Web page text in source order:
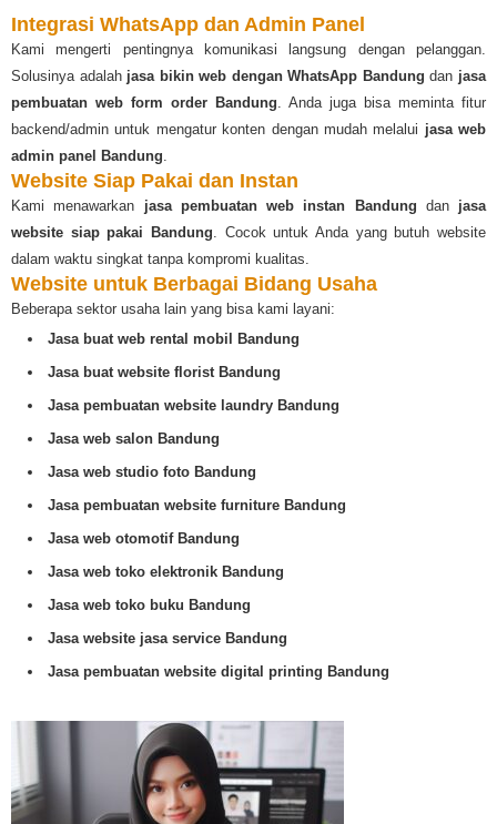
Integrasi WhatsApp dan Admin Panel
Kami mengerti pentingnya komunikasi langsung dengan pelanggan.
Solusinya adalah jasa bikin web dengan WhatsApp Bandung dan jasa
pembuatan web form order Bandung. Anda juga bisa meminta fitur
backend/admin untuk mengatur konten dengan mudah melalui jasa web
admin panel Bandung.
Website Siap Pakai dan Instan
Kami menawarkan jasa pembuatan web instan Bandung dan jasa
website siap pakai Bandung. Cocok untuk Anda yang butuh website
dalam waktu singkat tanpa kompromi kualitas.
Website untuk Berbagai Bidang Usaha
Beberapa sektor usaha lain yang bisa kami layani:
Jasa buat web rental mobil Bandung
Jasa buat website florist Bandung
Jasa pembuatan website laundry Bandung
Jasa web salon Bandung
Jasa web studio foto Bandung
Jasa pembuatan website furniture Bandung
Jasa web otomotif Bandung
Jasa web toko elektronik Bandung
Jasa web toko buku Bandung
Jasa website jasa service Bandung
Jasa pembuatan website digital printing Bandung